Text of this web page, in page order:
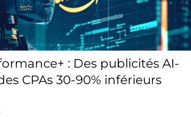
: Des publicités AI-
CPAs 30-90% inférieurs